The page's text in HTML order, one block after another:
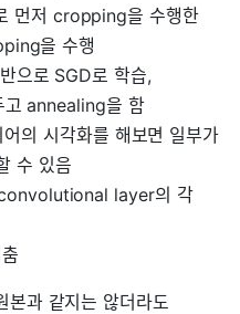
먼저 cropping을 수행한
을 수행
으로 SGD로 학습,
annealing을 함
의 시각화를 해보면 일부가
수 있음
layer의 각
과 같지는 않더라도